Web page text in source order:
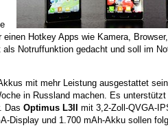
Hotkey Apps wie Kamera,
Notruffunktion gedacht und soll im
mit mehr Leistung ausgestattet
in Russland machen. Es unterstützt
Das Optimus L3II
mit 3,2-Zoll-QVGA-
Display und 1.700 mAh-Akku sollen